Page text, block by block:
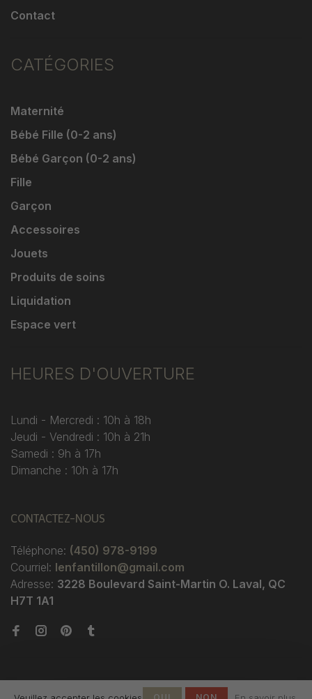
Contact
CATÉGORIES
Maternité
Bébé Fille (0-2 ans)
Bébé Garçon (0-2 ans)
Fille
Garçon
Accessoires
Jouets
Produits de soins
Liquidation
Espace vert
HEURES D'OUVERTURE
Lundi - Mercredi : 10h à 18h
Jeudi - Vendredi : 10h à 21h
Samedi : 9h à 17h
Dimanche : 10h à 17h
CONTACTEZ-NOUS
Téléphone: (450) 978-9199
Courriel: lenfantillon@gmail.com
Adresse: 3228 Boulevard Saint-Martin O. Laval, QC
H7T 1A1